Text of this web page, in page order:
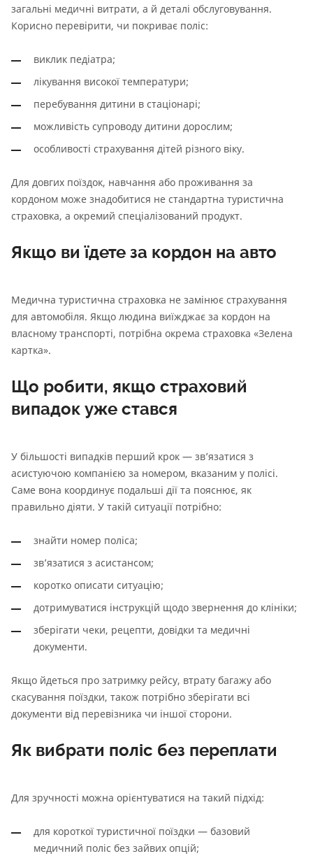
загальні медичні витрати, а й деталі обслуговування.
Корисно перевірити, чи покриває поліс:
виклик педіатра;
лікування високої температури;
перебування дитини в стаціонарі;
можливість супроводу дитини дорослим;
особливості страхування дітей різного віку.
Для довгих поїздок, навчання або проживання за
кордоном може знадобитися не стандартна туристична
страховка, а окремий спеціалізований продукт.
Якщо ви їдете за кордон на авто
Медична туристична страховка не замінює страхування
для автомобіля. Якщо людина виїжджає за кордон на
власному транспорті, потрібна окрема страховка «Зелена
картка».
Що робити, якщо страховий
випадок уже стався
У більшості випадків перший крок — зв’язатися з
асистуючою компанією за номером, вказаним у полісі.
Саме вона координує подальші дії та пояснює, як
правильно діяти. У такій ситуації потрібно:
знайти номер поліса;
зв’язатися з асистансом;
коротко описати ситуацію;
дотримуватися інструкцій щодо звернення до клініки;
зберігати чеки, рецепти, довідки та медичні
документи.
Якщо йдеться про затримку рейсу, втрату багажу або
скасування поїздки, також потрібно зберігати всі
документи від перевізника чи іншої сторони.
Як вибрати поліс без переплати
Для зручності можна орієнтуватися на такий підхід:
для короткої туристичної поїздки — базовий
медичний поліс без зайвих опцій;